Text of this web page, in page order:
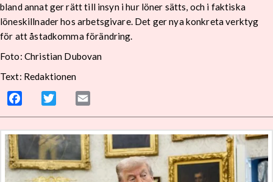
bland annat ger rätt till insyn i hur löner sätts, och i faktiska
löneskillnader hos arbetsgivare. Det ger nya konkreta verktyg
för att åstadkomma förändring.
Foto: Christian Dubovan
Text: Redaktionen
Facebook Twitter